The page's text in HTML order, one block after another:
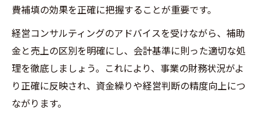
費補填の効果を正確に把握することが重要です。
経営コンサルティングのアドバイスを受けながら、補助
金と売上の区別を明確にし、会計基準に則った適切な処
理を徹底しましょう。これにより、事業の財務状況がよ
り正確に反映され、資金繰りや経営判断の精度向上につ
ながります。